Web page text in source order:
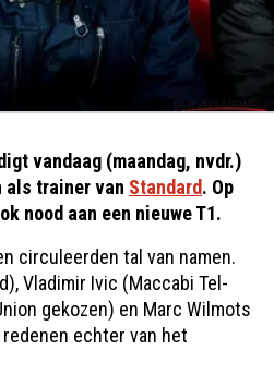
vandaag (maandag, nvdr.)
trainer van Standard. Op
nood aan een nieuwe T1.
circuleerden tal van namen.
Vladimir Ivic (Maccabi Tel-
gekozen) en Marc Wilmots
echter van het